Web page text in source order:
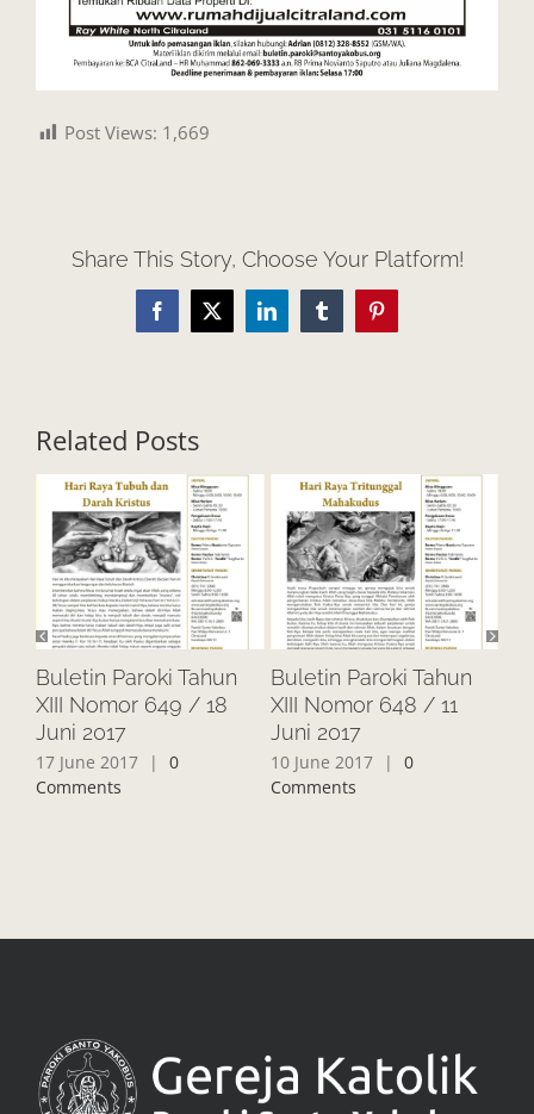
Post Views: 1,669
Share This Story, Choose Your Platform!
Facebook
X LinkedInTumblrPinterest
Related Posts
Buletin Paroki Tahun
XIII Nomor 649 / 18
Juni 2017
17 June 2017 |
0
Comments
Buletin Paroki Tahun
XIII Nomor 648 / 11
Juni 2017
10 June 2017 |
0
Comments